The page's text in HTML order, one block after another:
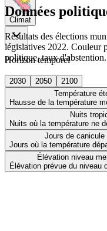
Climat
Horizon temporel
2030 2050
2100
Température
Hausse de la température
Nuits
Nuits où la température ne
Jours de canicule
Jours où la température
Élévation niveau
Élévation prévue du niveau
Données
Résultats des élections
législatives 2022. Couleur
politique, taux d'abstention.